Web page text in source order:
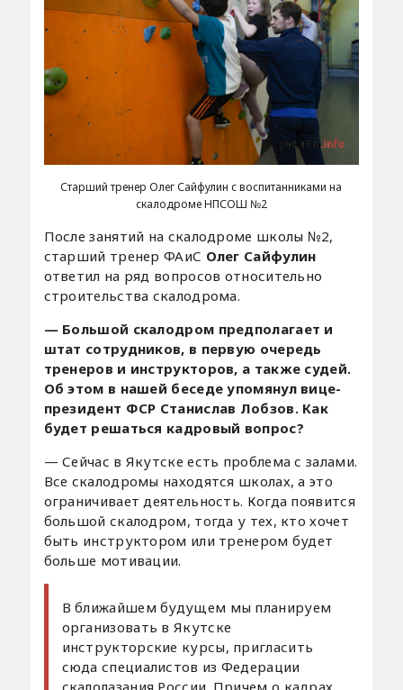
Старший тренер Олег Сайфулин с воспитанниками на
скалодроме НПСОШ №2
После занятий на скалодроме школы №2,
старший тренер ФАиС Олег Сайфулин
ответил на ряд вопросов относительно
строительства скалодрома.
— Большой скалодром предполагает и
штат сотрудников, в первую очередь
тренеров и инструкторов, а также судей.
Об этом в нашей беседе упомянул вице-
президент ФСР Станислав Лобзов. Как
будет решаться кадровый вопрос?
— Сейчас в Якутске есть проблема с залами.
Все скалодромы находятся школах, а это
ограничивает деятельность. Когда появится
большой скалодром, тогда у тех, кто хочет
быть инструктором или тренером будет
больше мотивации.
В ближайшем будущем мы планируем
организовать в Якутске
инструкторские курсы, пригласить
сюда специалистов из Федерации
скалолазания России. Причем о кадрах